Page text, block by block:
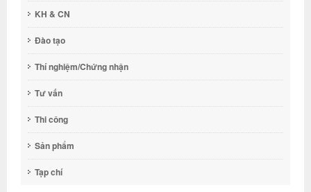
KH & CN
Đào tạo
Thí nghiệm/Chứng nhận
Tư vấn
Thi công
Sản phẩm
Tạp chí